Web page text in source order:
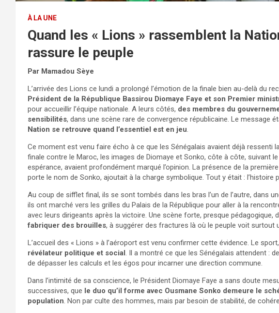
À LA UNE
Quand les « Lions » rassemblent la
rassure le peuple
Par Mamadou Sèye
L’arrivée des Lions ce lundi a prolongé l’émotion de la finale bien au-delà du
Président de la République Bassirou Diomaye Faye et son Premier
pour accueillir l’équipe nationale. A leurs côtés, des membres du
sensibilités, dans une scène rare de convergence républicaine. Le message
Nation se retrouve quand l’essentiel est en jeu.
Ce moment est venu faire écho à ce que les Sénégalais avaient déjà ressenti
finale contre le Maroc, les images de Diomaye et Sonko, côte à côte, suivant
espérance, avaient profondément marqué l’opinion. La présence de la
porte le nom de Sonko, ajoutait à la charge symbolique. Tout y était : l’histoire
Au coup de sifflet final, ils se sont tombés dans les bras l’un de l’autre, dans
ils ont marché vers les grilles du Palais de la République pour aller à la
avec leurs dirigeants après la victoire. Une scène forte, presque pédagogique,
fabriquer des brouilles, à suggérer des fractures là où le peuple voit surtout
L’accueil des « Lions » à l’aéroport est venu confirmer cette évidence. Le
révélateur politique et social. Il a montré ce que les Sénégalais attendent :
de dépasser les calculs et les égos pour incarner une direction commune.
Dans l’intimité de sa conscience, le Président Diomaye Faye a sans doute
successives, que le duo qu’il forme avec Ousmane Sonko demeure le
population. Non par culte des hommes, mais par besoin de stabilité, de